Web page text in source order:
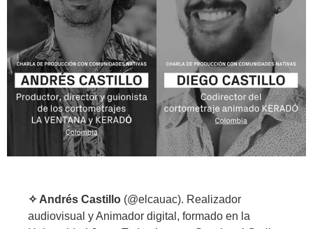
✧ Andrés Castillo (@elcauac). Realizador
audiovisual y Animador digital, formado en la